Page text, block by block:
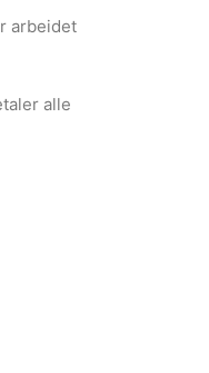
arbeidet
alle